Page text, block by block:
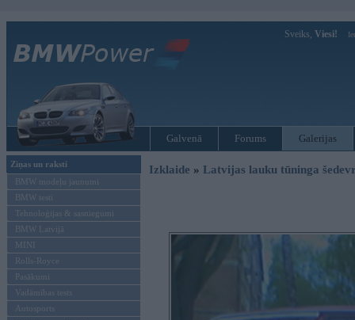
Sveiks, Viesi!
Galvenā Forums Galerijas
Ziņas un raksti
BMW modeļu jaunumi
BMW testi
Tehnoloģijas & sasniegumi
BMW Latvijā
MINI
Rolls-Royce
Pasākumi
Vadāmības tests
Autosports
Izklaide » Latvijas lauku tūninga